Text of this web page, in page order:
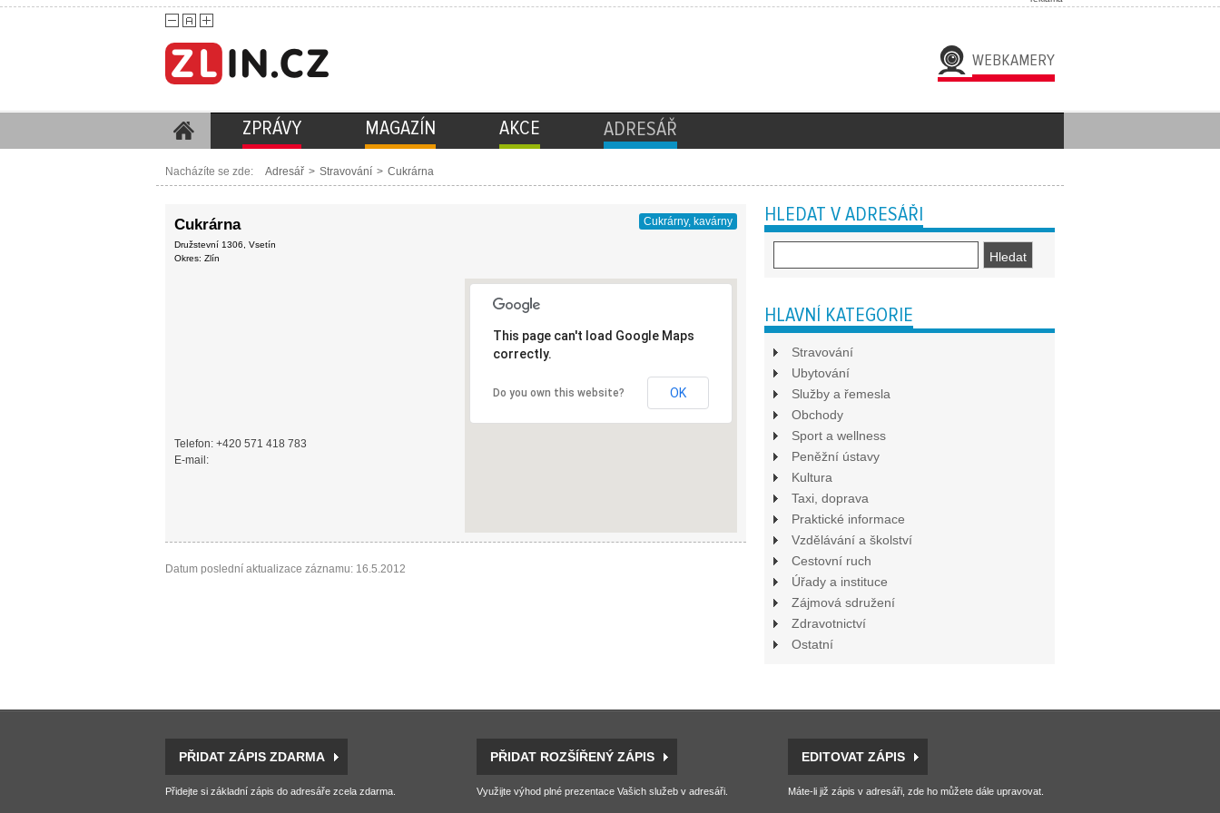
WEBKAMERY
ZPRÁVY MAGAZÍN AKCE ADRESÁŘ
Nacházíte se zde: Adresář > Stravování > Cukrárna
Cukrárna
Družstevní 1306, Vsetín
Okres: Zlín
Cukrárny, kavárny
Telefon: +420 571 418 783
E-mail:
This page can't load Google Maps
correctly.
Do you own this website? OK
Datum poslední aktualizace záznamu: 16.5.2012
HLEDAT V ADRESÁŘI
HLAVNÍ KATEGORIE
Stravování
Ubytování
Služby a řemesla
Obchody
Sport a wellness
Peněžní ústavy
Kultura
Taxi, doprava
Praktické informace
Vzdělávání a školství
Cestovní ruch
Úřady a instituce
Zájmová sdružení
Zdravotnictví
Ostatní
PŘIDAT ZÁPIS ZDARMA
Přidejte si základní zápis do adresáře zcela zdarma.
PŘIDAT ROZŠÍŘENÝ ZÁPIS
Využijte výhod plné prezentace Vašich služeb v adresáři.
EDITOVAT ZÁPIS
Máte-li již zápis v adresáři, zde ho můžete dále upravovat.